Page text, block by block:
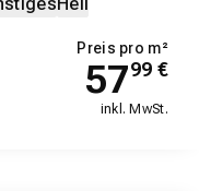
Preis pro m²
5799 €
inkl. MwSt.